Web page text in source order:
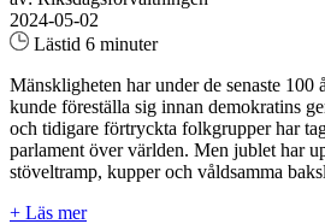
2024-05-02
Lästid 6 minuter
Mänskligheten har under de senaste 100
kunde föreställa sig innan demokratins
och tidigare förtryckta folkgrupper har
parlament över världen. Men jublet har
stöveltramp, kupper och våldsamma
+ Läs mer